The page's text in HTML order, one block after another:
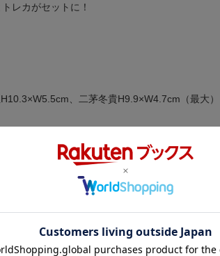
レカがセットに！
、二茅冬貴H9.9×W4.7cm（最大）
子』初のファンブックが登場!
一冊。8ページの描き下ろし漫画に加え、ヤマ